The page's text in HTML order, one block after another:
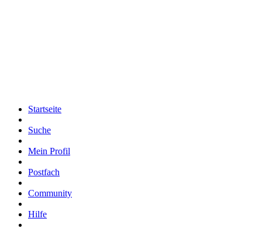
Startseite
Suche
Mein Profil
Postfach
Community
Hilfe